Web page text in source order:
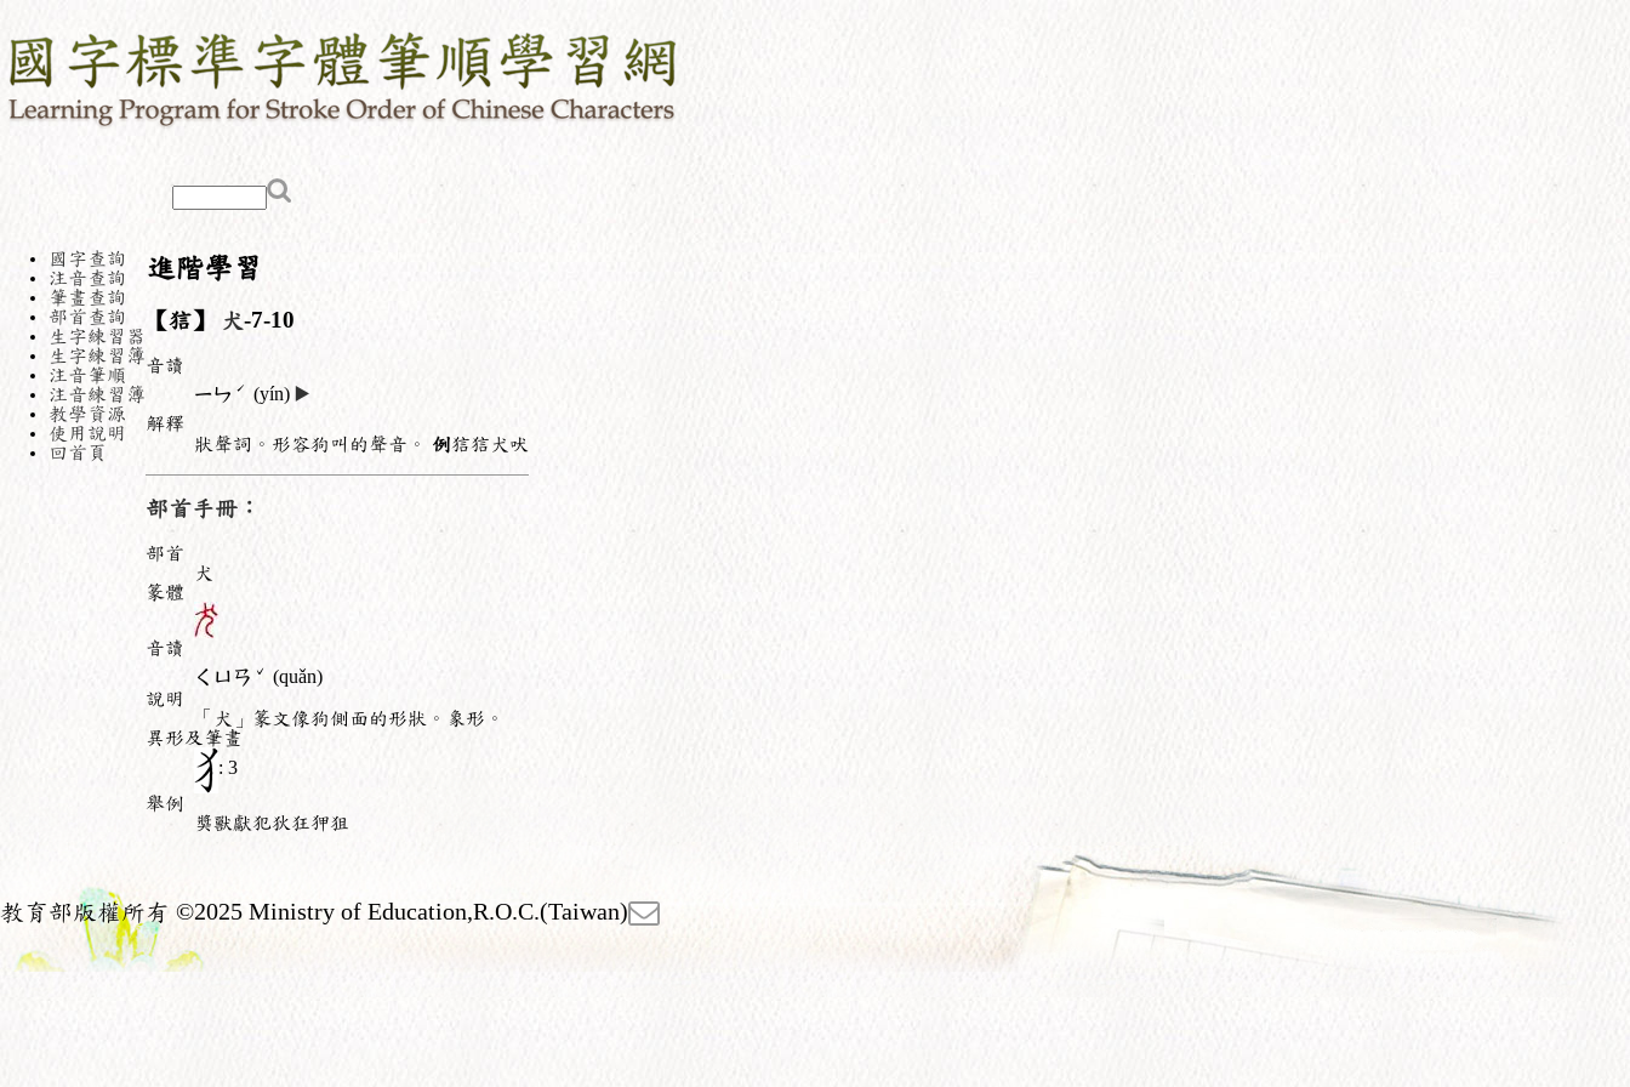
國字查詢
注音查詢
筆畫查詢
部首查詢
生字練習器
生字練習簿
注音筆順
注音練習簿
教學資源
使用說明
回首頁
進階學習
【狺】 犬-7-10
音讀
ㄧㄣ ˊ (yín) ▶️
解釋
狀聲詞。形容狗叫的聲音。 例狺狺犬吠
部首手冊：
部首
犬
篆體
音讀
ㄑㄩㄢ ˇ (quǎn)
說明
「犬」篆文像狗側面的形狀。象形。
異形及筆畫
: 3
舉例
獎獸獻犯狄狂狎狙
教育部版權所有 ©2025 Ministry of Education,R.O.C.(Taiwan)